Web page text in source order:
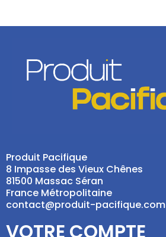
Produit Pacifique
8 Impasse des Vieux Chênes
81500 Massac Séran
France Métropolitaine
contact@produit-pacifique.com
VOTRE COMPTE